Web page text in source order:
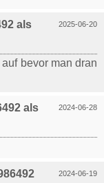
2025-06-20
als
bevor man dran
2024-06-28
als
2024-06-19